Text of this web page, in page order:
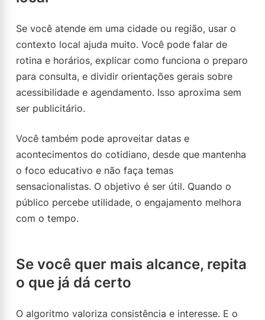
Se você atende em uma cidade ou região, usar o
contexto local ajuda muito. Você pode falar de
rotina e horários, explicar como funciona o preparo
para consulta, e dividir orientações gerais sobre
acessibilidade e agendamento. Isso aproxima sem
ser publicitário.
Você também pode aproveitar datas e
acontecimentos do cotidiano, desde que mantenha
o foco educativo e não faça temas
sensacionalistas. O objetivo é ser útil. Quando o
público percebe utilidade, o engajamento melhora
com o tempo.
Se você quer mais alcance, repita
o que já dá certo
O algoritmo valoriza consistência e interesse. E o